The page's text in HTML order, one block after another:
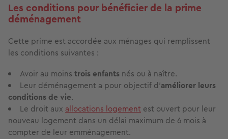
Les conditions pour bénéficier de la prime
déménagement
Cette prime est accordée aux ménages qui remplissent
les conditions suivantes :
Avoir au moins trois enfants nés ou à naître.
Leur déménagement a pour objectif d’améliorer leurs
conditions de vie.
Le droit aux allocations logement est ouvert pour leur
nouveau logement dans un délai maximum de 6 mois à
compter de leur emménagement.